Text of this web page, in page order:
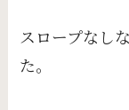
スロープなし
た。